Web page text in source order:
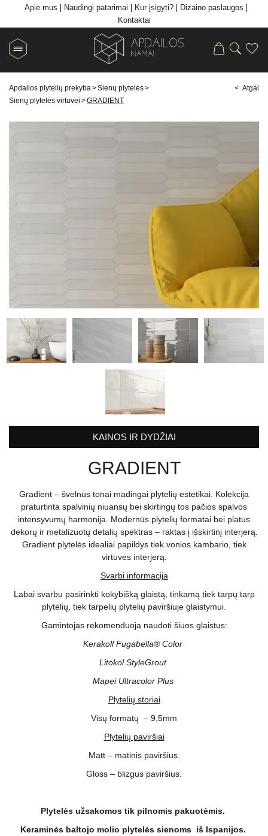
Apie mus Naudingi patarimai Kur įsigyti?
Dizaino paslaugos
Kontaktai
Apdailos plytelių prekyba >Sienų plytelės>
Sienų plytelės virtuvei >GRADIENT
< Atgal
KAINOS IR DYDŽIAI
GRADIENT
Gradient – švelnūs tonai madingai plytelių estetikai. Kolekcija
praturtinta spalvinių niuansų bei skirtingų tos pačios spalvos
intensyvumų harmonija. Modernūs plytelių formatai bei platus
dekorų ir metalizuotų detalių spektras – raktas į išskirtinį interjerą.
Gradient plytelės idealiai papildys tiek vonios kambario, tiek
virtuvės interjerą.
Svarbi informacija
Labai svarbu pasirinkti kokybišką glaistą, tinkamą tiek tarpų tarp
plytelių, tiek tarpelių plytelių paviršiuje glaistymui.
Gamintojas rekomenduoja naudoti šiuos glaistus:
Kerakoll Fugabella® Color
Litokol StyleGrout
Mapei Ultracolor Plus
Plytelių storiai
Visų formatų – 9,5mm
Plytelių paviršiai
Matt – matinis paviršius.
Gloss – blizgus paviršius.
Plytelės užsakomos tik pilnomis pakuotėmis.
Keraminės baltojo molio plytelės sienoms iš Ispanijos.